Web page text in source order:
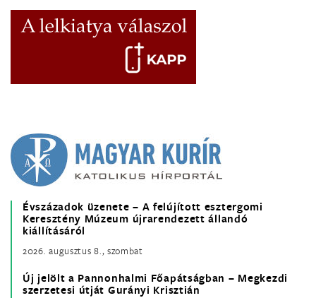
Évszázadok üzenete – A felújított esztergomi
Keresztény Múzeum újrarendezett állandó
kiállításáról
2026. augusztus 8., szombat
Új jelölt a Pannonhalmi Főapátságban – Megkezdi
szerzetesi útját Gurányi Krisztián